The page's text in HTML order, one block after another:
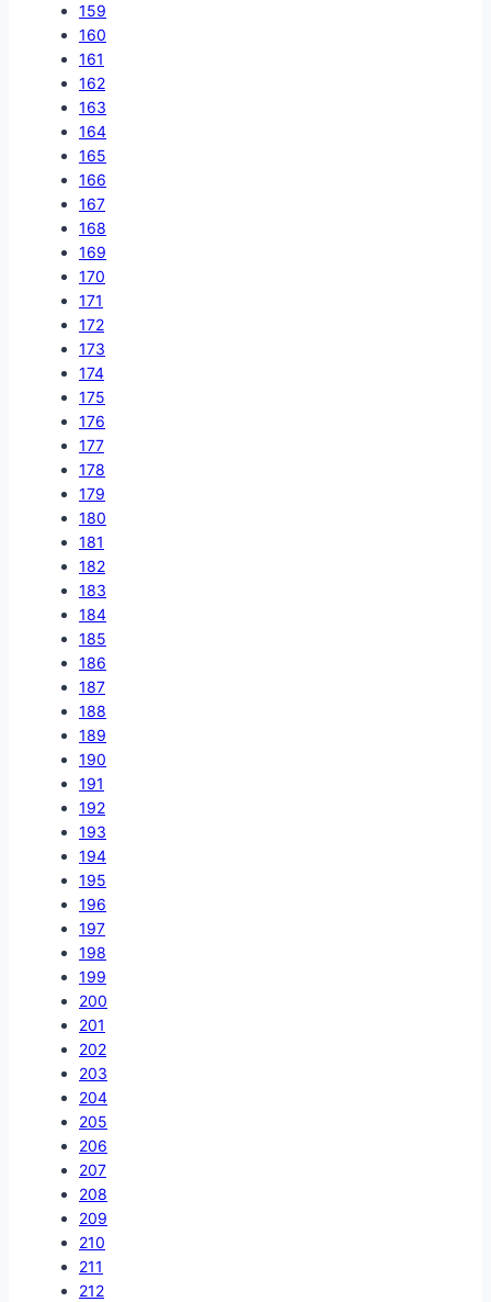
159
160
161
162
163
164
165
166
167
168
169
170
171
172
173
174
175
176
177
178
179
180
181
182
183
184
185
186
187
188
189
190
191
192
193
194
195
196
197
198
199
200
201
202
203
204
205
206
207
208
209
210
211
212